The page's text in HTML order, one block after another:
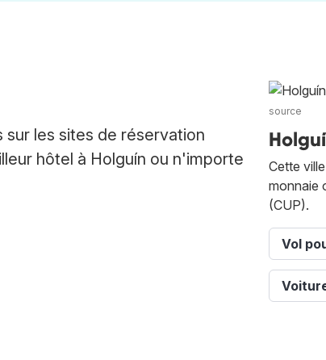
sur les sites de réservation
hôtel à Holguín ou n'importe
source
Cette
monnaie
(CUP).
Vol